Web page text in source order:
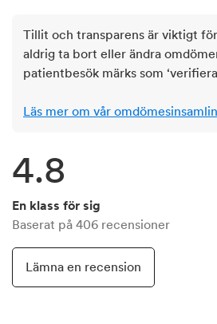
Tillit och transparens är viktigt
aldrig ta bort eller ändra
patientbesök märks som
Läs mer om vår
4.8
En klass för sig
Baserat på 406 recensioner
Lämna en recension